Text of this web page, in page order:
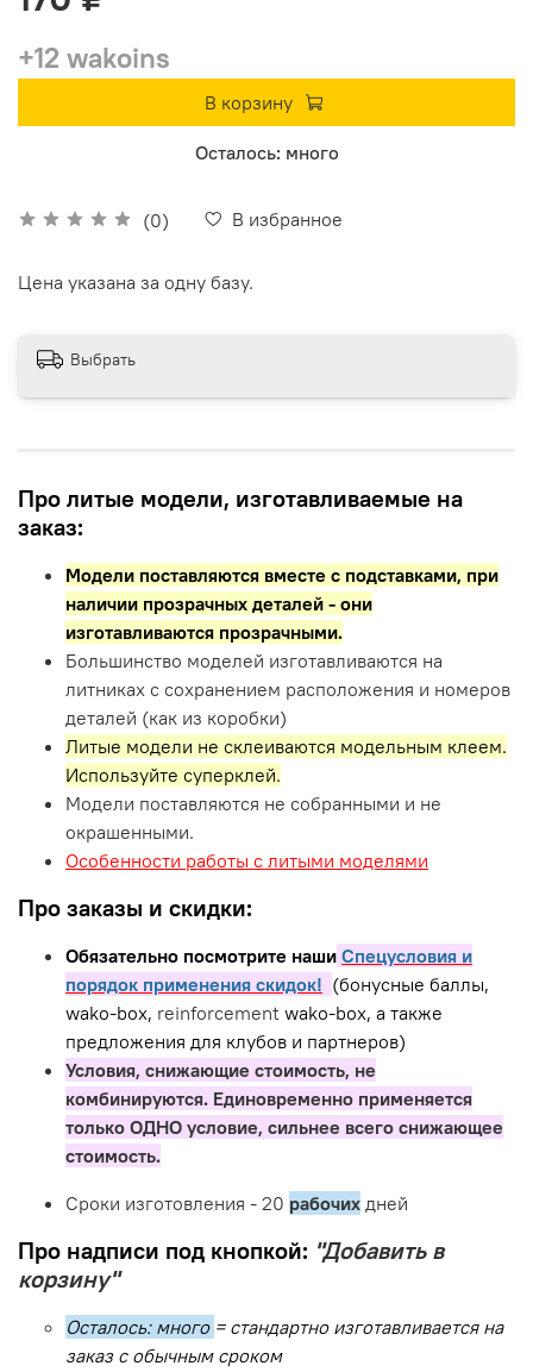
(0) В избранное
+12 wakoins
В корзину
Осталось: много
Цена указана за одну базу.
Выбрать
Про литые модели, изготавливаемые на
заказ:
Модели поставляются вместе с подставками, при
наличии прозрачных деталей - они
изготавливаются прозрачными.
Большинство моделей изготавливаются на
литниках с сохранением расположения и номеров
деталей (как из коробки)
Литые модели не склеиваются модельным клеем.
Используйте суперклей.
Модели поставляются не собранными и не
окрашенными.
Особенности работы с литыми моделями
Про заказы и скидки:
Обязательно посмотрите наши Спецусловия и
порядок применения скидок! (бонусные баллы,
wako-box, reinforcement wako-box, а также
предложения для клубов и партнеров)
Условия, снижающие стоимость, не
комбинируются. Единовременно применяется
только ОДНО условие, сильнее всего снижающее
стоимость.
Сроки изготовления - 20 рабочих дней
Про надписи под кнопкой: "Добавить в
корзину"
Осталось: много = стандартно изготавливается на
заказ с обычным сроком